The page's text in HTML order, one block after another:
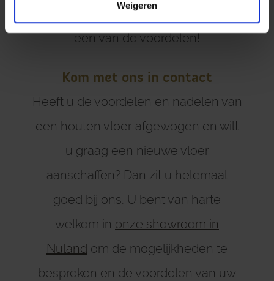
Weigeren
van de nadelen te zien, maar juist als
een van de voordelen!
Kom met ons in contact
Heeft u de voordelen en nadelen van
een houten vloer afgewogen en wilt
u graag een nieuwe vloer
aanschaffen? Dan zit u helemaal
goed bij ons. U bent van harte
welkom in onze showroom in
Nuland om de mogelijkheden te
bespreken en de voordelen van uw